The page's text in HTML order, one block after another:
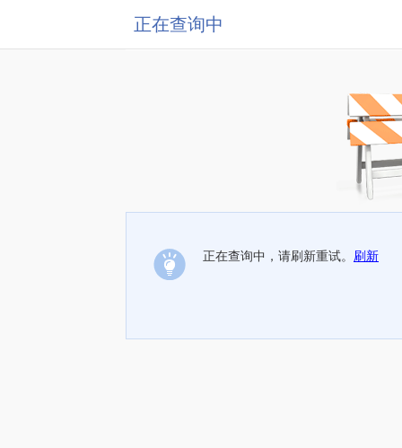
正在查询中
正在查询中，请刷新重试。 刷新